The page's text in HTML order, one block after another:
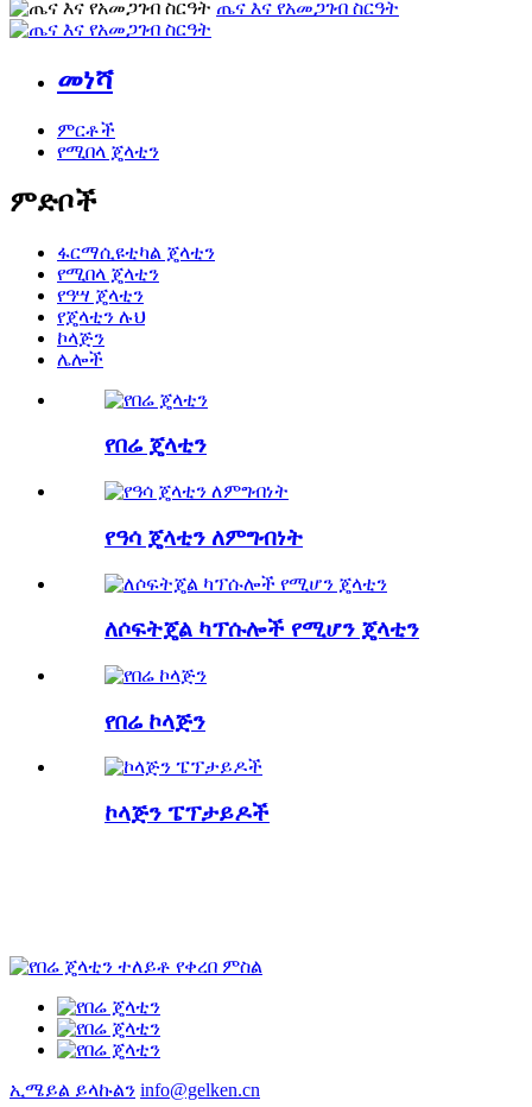
ጤና እና የአመጋገብ ስርዓት
መነሻ
ምርቶች
የሚበላ ጄላቲን
ምድቦች
ፋርማሲዩቲካል ጄላቲን
የሚበላ ጄላቲን
የዓሣ ጄላቲን
የጄላቲን ሉህ
ኮላጅን
ሌሎች
የበሬ ጄላቲን
የዓሳ ጄላቲን ለምግብነት
ለሶፍትጄል ካፕሱሎች የሚሆን ጄላቲን
የበሬ ኮላጅን
ኮላጅን ፔፕታይዶች
ኢሜይል ይላኩልን info@gelken.cn